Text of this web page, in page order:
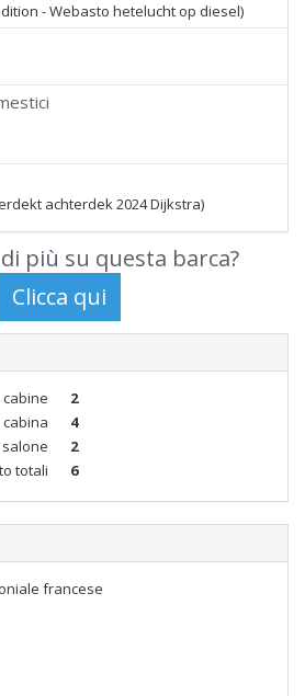
- Webasto hetelucht op diesel)
achterdek 2024 Dijkstra)
più su questa barca?
2
4
2
totali
6
francese